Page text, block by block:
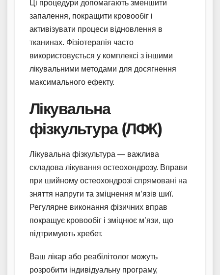
Ці процедури допомагають зменшити
запалення, покращити кровообіг і
активізувати процеси відновлення в
тканинах. Фізіотерапія часто
використовується у комплексі з іншими
лікувальними методами для досягнення
максимального ефекту.
Лікувальна
фізкультура (ЛФК)
Лікувальна фізкультура — важлива
складова лікування остеохондрозу. Вправи
при шийному остеохондрозі спрямовані на
зняття напруги та зміцнення м’язів шиї.
Регулярне виконання фізичних вправ
покращує кровообіг і зміцнює м’язи, що
підтримують хребет.
Ваш лікар або реабілітолог можуть
розробити індивідуальну програму,